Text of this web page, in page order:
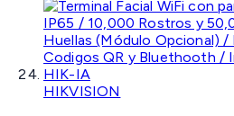
HIKVISION